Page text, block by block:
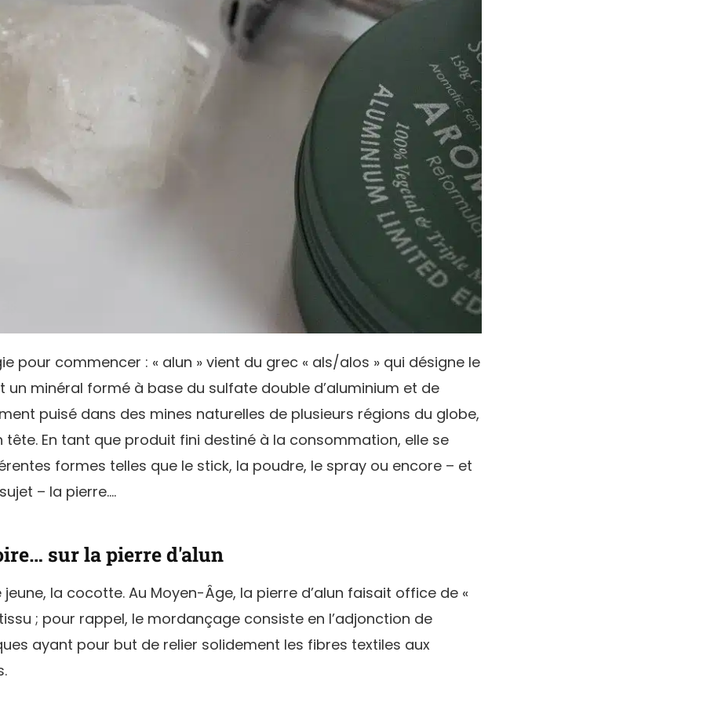
pour commencer : « alun » vient du grec « als/alos » qui désigne le
un minéral formé à base du sulfate double d’aluminium et de
puisé dans des mines naturelles de plusieurs régions du globe,
tête. En tant que produit fini destiné à la consommation, elle se
formes telles que le stick, la poudre, le spray ou encore – et
– la pierre….
sur la pierre d'alun
jeune, la cocotte. Au Moyen-Âge, la pierre d’alun faisait office de «
; pour rappel, le mordançage consiste en l’adjonction de
ayant pour but de relier solidement les fibres textiles aux